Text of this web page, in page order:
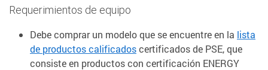
Requerimientos de equipo
Debe comprar un modelo que se encuentre en la lista
de productos calificadoscertificados de PSE, que
consiste en productos con certificación ENERGY